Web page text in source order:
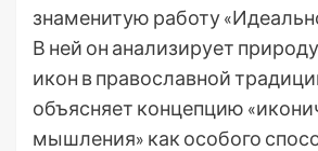
знаменитую работу
В ней он анализирует
икон в православной
объясняет концепцию
мышления» как особого